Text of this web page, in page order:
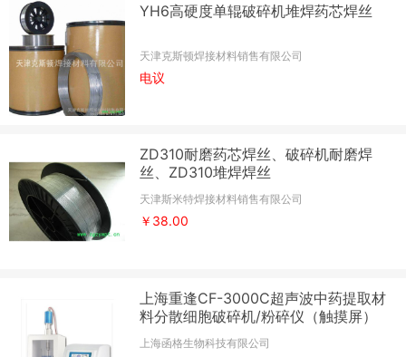
YH6高硬度单辊破碎机堆焊药芯焊丝
天津克斯顿焊接材料销售有限公司
电议
ZD310耐磨药芯焊丝、破碎机耐磨焊
丝、ZD310堆焊焊丝
天津斯米特焊接材料销售有限公司
￥38.00
上海重逢CF-3000C超声波中药提取材
料分散细胞破碎机/粉碎仪（触摸屏）
上海函格生物科技有限公司